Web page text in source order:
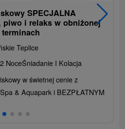
SPECJALNA
piwo i relaks w obniżonej
Teplice
NoceŚniadanie I Kolacja
w świetnej cenie z
& Aquapark i BEZPŁATNYM